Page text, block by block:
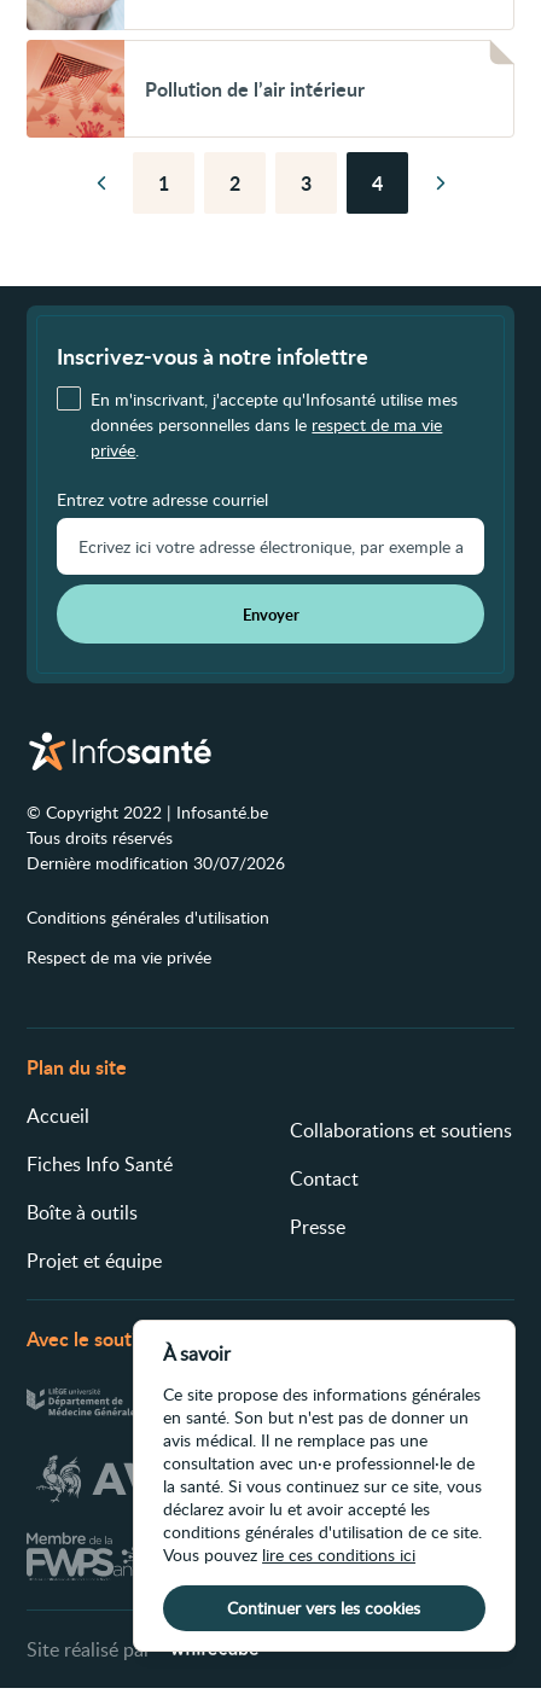
Voir
Pollution
de
l’air
intérieur
Pollution de l’air intérieur
Page Page
1 Page
2 Page
3 Page
4 Page
Inscrivez-vous à notre infolettre
En m'inscrivant, j'accepte qu'Infosanté utilise mes
données personnelles dans le respect de ma vie
privée.
Entrez votre adresse courriel
Envoyer
© Copyright 2022 | Infosanté.be
Tous droits réservés
Dernière modification 30/07/2026
Conditions générales d'utilisation
Respect de ma vie privée
Plan du site
Accueil
Fiches Info Santé
Boîte à outils
Projet et équipe
Collaborations et soutiens
Contact
Presse
Avec le soutien de
Site réalisé par
À savoir
Ce site propose des informations générales
en santé. Son but n'est pas de donner un
avis médical. Il ne remplace pas une
consultation avec un·e professionnel·le de
la santé. Si vous continuez sur ce site, vous
déclarez avoir lu et avoir accepté les
conditions générales d'utilisation de ce site.
Vous pouvez lire ces conditions ici
Continuer vers les cookies